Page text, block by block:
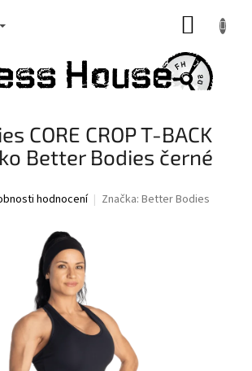
CORE CROP T-BACK
Better Bodies černé
hodnocení Značka: Better Bodies